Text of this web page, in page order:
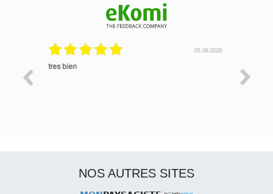
05.08.2026
tres bien
NOS AUTRES SITES